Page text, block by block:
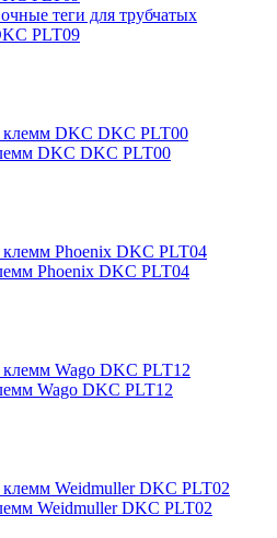
теги для трубчатых
PLT09
DKC DKC PLT00
Phoeniх DKC PLT04
Wago DKC PLT12
Weidmuller DKC PLT02